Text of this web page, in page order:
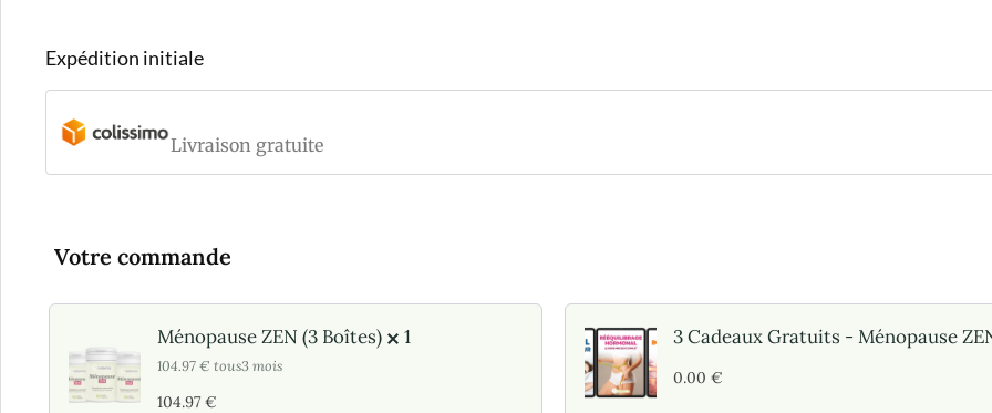
Expédition initiale
Livraison gratuite
Votre commande
Ménopause ZEN (3 Boîtes) 1
104.97€ tous3 mois
104.97€
3 Cadeaux Gratuits - Ménopause
0.00 €